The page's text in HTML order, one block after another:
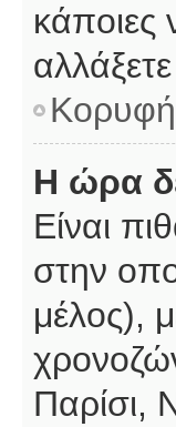
κάποιες
Κορυφή
Η ώρα
Είναι
στην
μέλος),
Παρίσι,